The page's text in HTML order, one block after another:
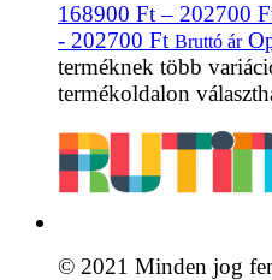
168900 Ft – 202700
- 202700 Ft Bruttó ár
terméknek több
termékoldalon
© 2021 Minden jog